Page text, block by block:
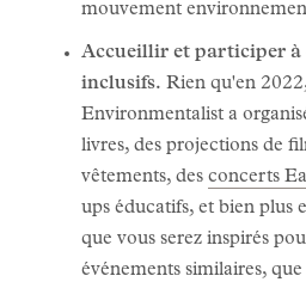
mouvement
Accueillir et participer à
inclusifs. Rien qu'en
Environmentalist a
livres, des projections de
vêtements, des concerts
ups éducatifs, et bien plus
que vous serez inspirés
événements similaires,